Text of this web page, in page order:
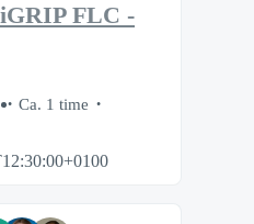
FLC -
Ca. 1 time